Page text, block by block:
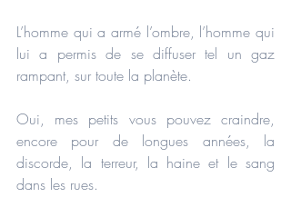
L’homme qui a armé l’ombre, l’homme qui
lui a permis de se diffuser tel un gaz
rampant, sur toute la planète.
Oui, mes petits vous pouvez craindre,
encore pour de longues années, la
discorde, la terreur, la haine et le sang
dans les rues.